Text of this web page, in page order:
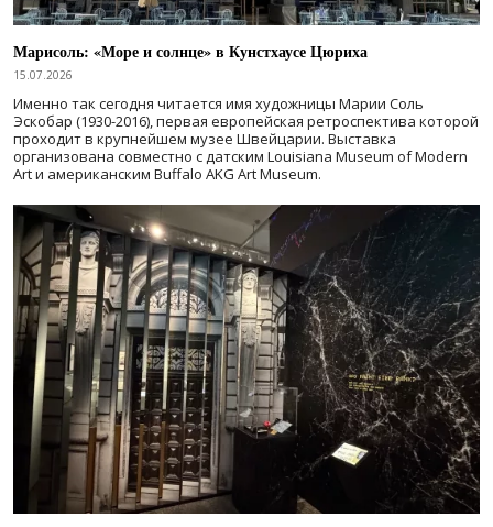
Марисоль: «Море и солнце» в Кунстхаусе Цюриха
15.07.2026
Именно так сегодня читается имя художницы Марии Соль
Эскобар (1930-2016), первая европейская ретроспектива которой
проходит в крупнейшем музее Швейцарии. Выставка
организована совместно с датским Louisiana Museum of Modern
Art и американским Buffalo AKG Art Museum.